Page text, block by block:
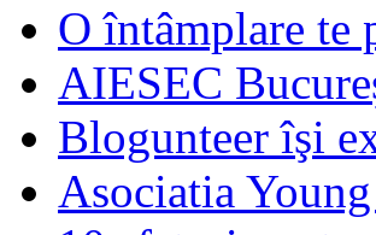
O întâmplare te
AIESEC
Blogunteer îşi
Asociatia